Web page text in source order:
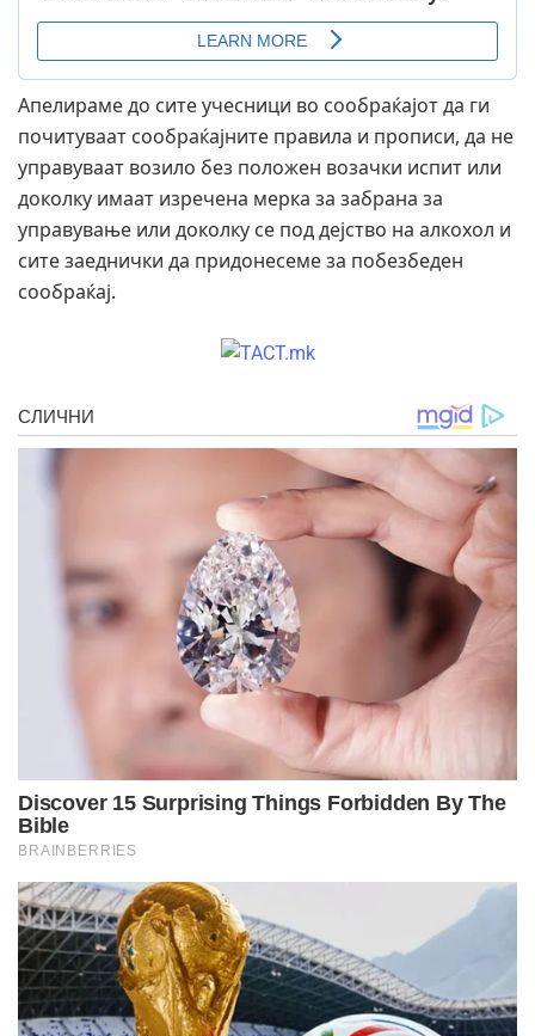
Апелираме до сите учесници во сообраќајот да ги
почитуваат сообраќајните правила и прописи, да не
управуваат возило без положен возачки испит или
доколку имаат изречена мерка за забрана за
управување или доколку се под дејство на алкохол и
сите заеднички да придонесеме за побезбеден
сообраќај.